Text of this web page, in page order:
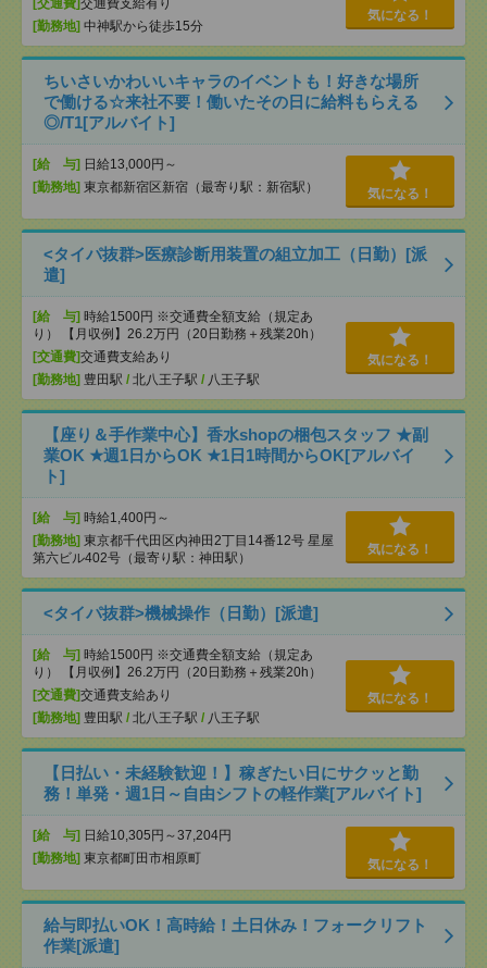
[交通費]交通費支給有り
[勤務地] 中神駅から徒歩15分
気になる！
ちいさいかわいいキャラのイベントも！好きな場所
で働ける☆来社不要！働いたその日に給料もらえる
◎/T1[アルバイト]
[給 与] 日給13,000円～
[勤務地] 東京都新宿区新宿（最寄り駅：新宿駅） 気になる！
<タイパ抜群>医療診断用装置の組立加工（日勤）[派
遣]
[給 与] 時給1500円 ※交通費全額支給（規定あ
り） 【月収例】26.2万円（20日勤務＋残業20h）
[交通費]交通費支給あり
[勤務地] 豊田駅 / 北八王子駅 / 八王子駅
気になる！
【座り＆手作業中心】香水shopの梱包スタッフ ★副
業OK ★週1日からOK ★1日1時間からOK[アルバイ
ト]
[給 与] 時給1,400円～
[勤務地] 東京都千代田区内神田2丁目14番12号 星屋
第六ビル402号（最寄り駅：神田駅）
気になる！
<タイパ抜群>機械操作（日勤）[派遣]
[給 与] 時給1500円 ※交通費全額支給（規定あ
り） 【月収例】26.2万円（20日勤務＋残業20h）
[交通費]交通費支給あり
[勤務地] 豊田駅 / 北八王子駅 / 八王子駅
気になる！
【日払い・未経験歓迎！】稼ぎたい日にサクッと勤
務！単発・週1日～自由シフトの軽作業[アルバイト]
[給 与] 日給10,305円～37,204円
[勤務地] 東京都町田市相原町 気になる！
給与即払いOK！高時給！土日休み！フォークリフト
作業[派遣]